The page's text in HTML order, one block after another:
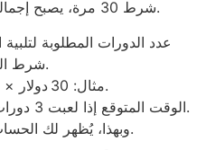
شرط 30 مرة، يصبح إجمالي الخسارة المتوقعة 24.3 دولار.
عدد الدورات المطلوبة
شرط المراهنة) ÷ متوسط الرهان.
مثال: 30 دولار × 30 ÷ 5 دولار = 180 دورة.
الوقت المتوقع إذا لعبت 3 دورات في الدقيقة = 60 دقيقة.
وبهذا، يُظهر لك الحساب أن البونص ليس هبة، بل عبء.